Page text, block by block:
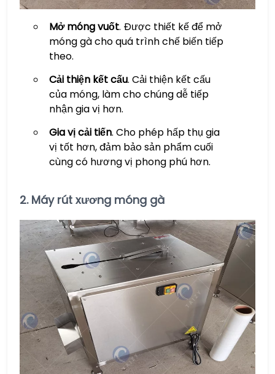
Mở móng vuốt. Được thiết kế để mở
móng gà cho quá trình chế biến tiếp
theo.
Cải thiện kết cấu. Cải thiện kết cấu
của móng, làm cho chúng dễ tiếp
nhận gia vị hơn.
Gia vị cải tiến. Cho phép hấp thụ gia
vị tốt hơn, đảm bảo sản phẩm cuối
cùng có hương vị phong phú hơn.
2. Máy rút xương móng gà